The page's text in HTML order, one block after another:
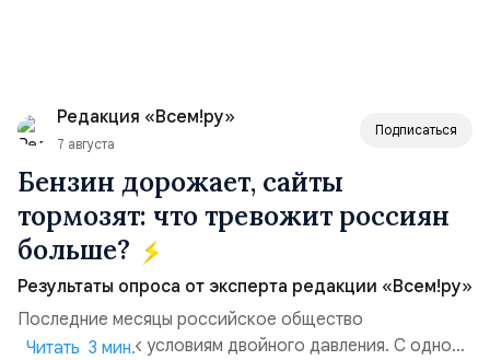
Редакция «Всем!ру»
7 августа
Подписаться
Бензин дорожает, сайты
тормозят: что тревожит россиян
больше?
Результаты опроса от эксперта редакции «Всем!ру»
Последние месяцы российское общество
адаптируется к условиям двойного давления. С одной
Читать 3 мин.